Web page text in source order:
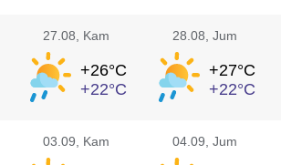
27.08 , Kam
+26°C
+22°C
28.08 , Jum
+27°C
+22°C
03.09 , Kam 04.09 , Jum